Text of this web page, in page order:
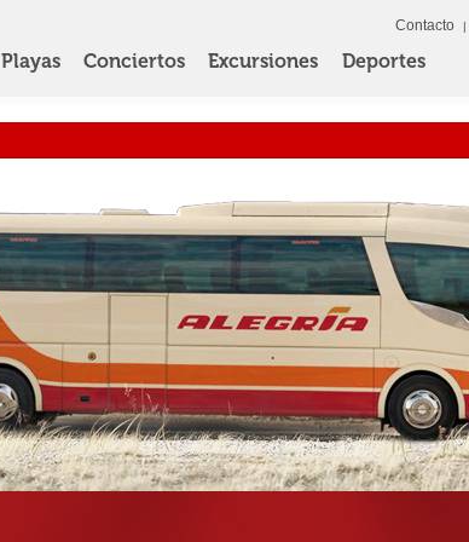
Playas Conciertos Excursiones Deportes
Contacto